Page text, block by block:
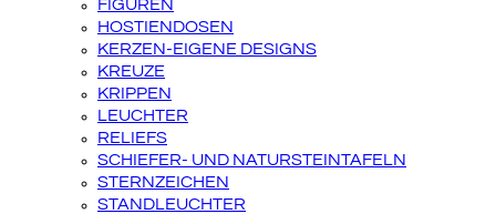
FIGUREN
HOSTIENDOSEN
KERZEN-EIGENE DESIGNS
KREUZE
KRIPPEN
LEUCHTER
RELIEFS
SCHIEFER- UND NATURSTEINTAFELN
STERNZEICHEN
STANDLEUCHTER